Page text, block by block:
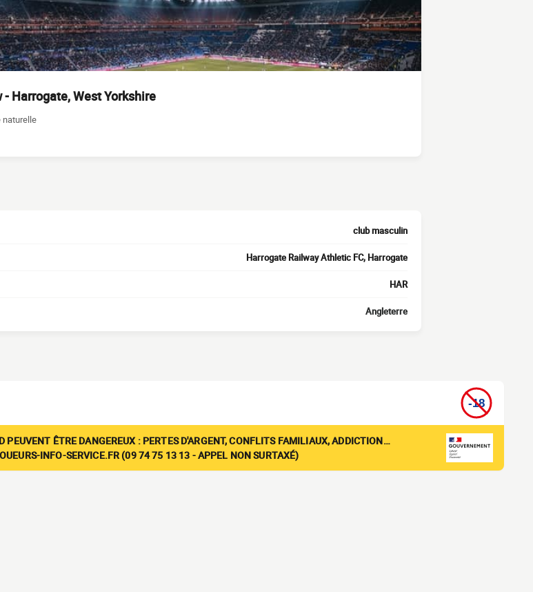
Harrogate, West Yorkshire
naturelle
club masculin
Harrogate Railway Athletic FC, Harrogate
HAR
Angleterre
PEUVENT ÊTRE DANGEREUX : PERTES D'ARGENT, CONFLITS FAMILIAUX, ADDICTION…
INFO-SERVICE.FR (09 74 75 13 13 - APPEL NON SURTAXÉ)